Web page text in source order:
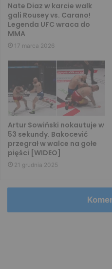
Nate Diaz w karcie walk
gali Rousey vs. Carano!
Legenda UFC wraca do
MMA
17 marca 2026
Artur Sowiński nokautuje w
53 sekundy. Bakocević
przegrał w walce na gołe
pięści [WIDEO]
21 grudnia 2025